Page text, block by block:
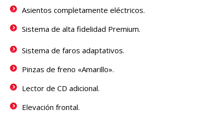
Asientos completamente eléctricos.
Sistema de alta fidelidad Premium.
Sistema de faros adaptativos.
Pinzas de freno «Amarillo».
Lector de CD adicional.
Elevación frontal.